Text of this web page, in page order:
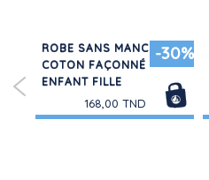
-30%
ROBE SANS MANCHE EN
COTON FAÇONNÉ
ENFANT FILLE
168,00 TND